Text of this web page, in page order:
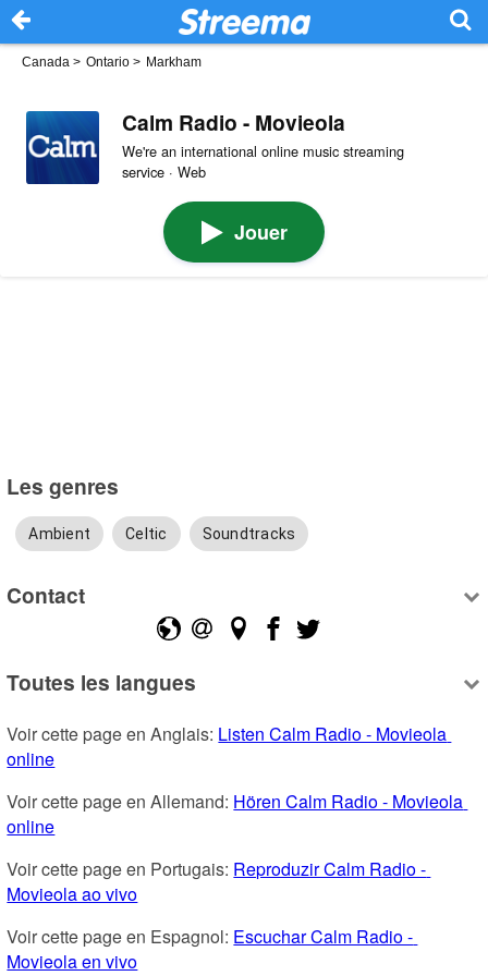
Canada > Ontario > Markham
Calm Radio - Movieola
We're an international online music streaming
service · Web
Jouer
Les genres
Ambient Celtic Soundtracks
Contact
Toutes les langues
Voir cette page en Anglais: Listen Calm Radio - Movieola
online
Voir cette page en Allemand: Hören Calm Radio - Movieola
online
Voir cette page en Portugais: Reproduzir Calm Radio -
Movieola ao vivo
Voir cette page en Espagnol: Escuchar Calm Radio -
Movieola en vivo